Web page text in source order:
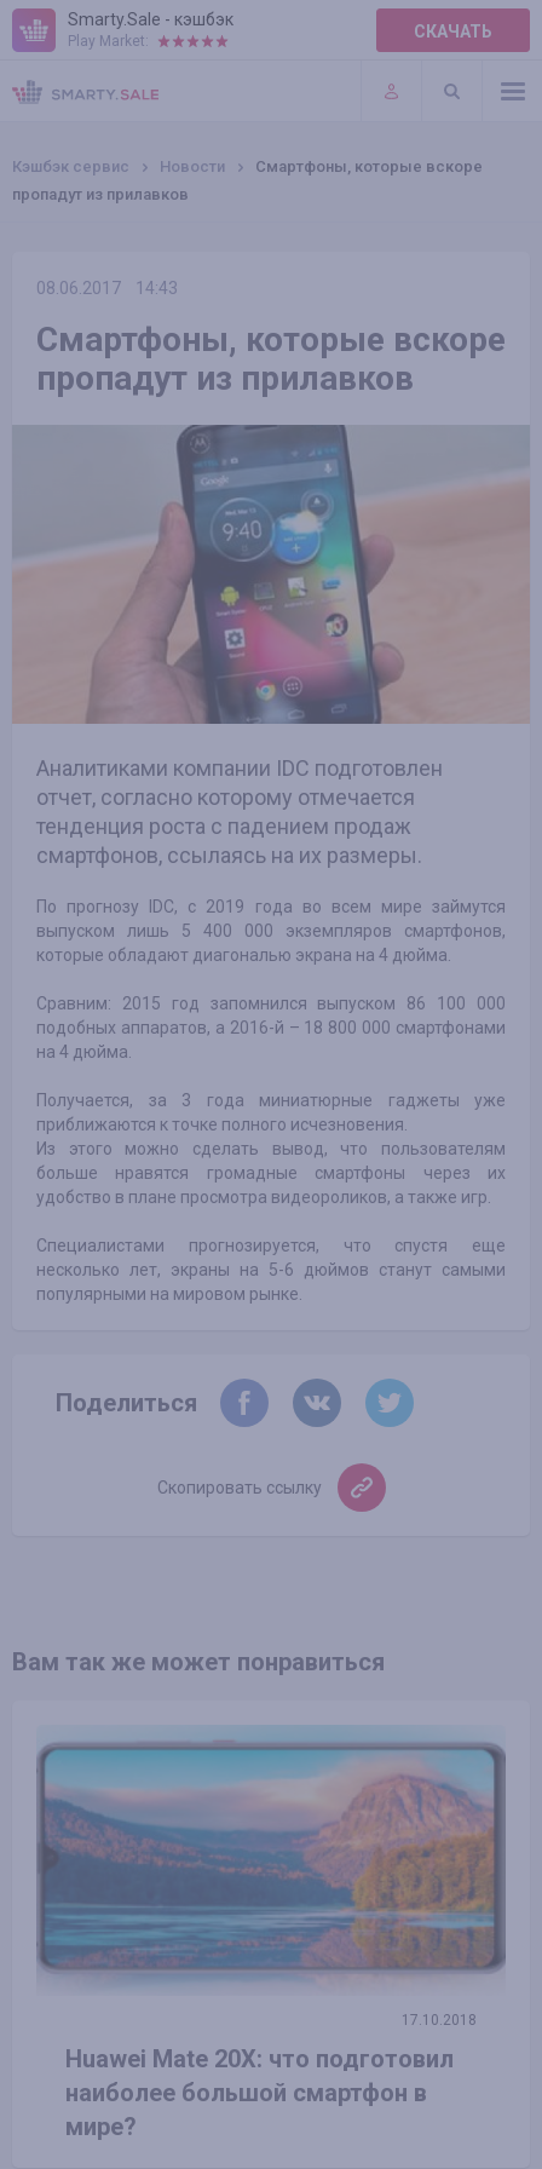
Smarty.Sale - кэшбэк
Play Market: СКАЧАТЬ
ПРАВИЛА
ПЛАГИНЫ
Кэшбэк сервис Новости
Смартфоны, которые вскоре
пропадут из прилавков
08.06.2017 14:43
Смартфоны, которые вскоре
пропадут из прилавков
Аналитиками компании IDC подготовлен
отчет, согласно которому отмечается
тенденция роста с падением продаж
смартфонов, ссылаясь на их размеры.
По прогнозу IDC, с 2019 года во всем мире займутся
выпуском лишь 5 400 000 экземпляров смартфонов,
которые обладают диагональю экрана на 4 дюйма.
Сравним: 2015 год запомнился выпуском 86 100 000
подобных аппаратов, а 2016-й – 18 800 000 смартфонами
на 4 дюйма.
Получается, за 3 года миниатюрные гаджеты уже
приближаются к точке полного исчезновения.
Из этого можно сделать вывод, что пользователям
больше нравятся громадные смартфоны через их
удобство в плане просмотра видеороликов, а также игр.
Специалистами прогнозируется, что спустя еще
несколько лет, экраны на 5-6 дюймов станут самыми
популярными на мировом рынке.
Поделиться
Скопировать ссылку
Вам так же может понравиться
17.10.2018
Huawei Mate 20X: что подготовил
наиболее большой смартфон в
мире?